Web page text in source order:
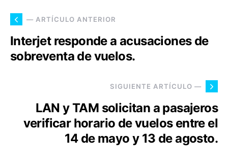
— ARTÍCULO ANTERIOR
Interjet responde a acusaciones de
sobreventa de vuelos.
SIGUIENTE ARTÍCULO —
LAN y TAM solicitan a pasajeros
verificar horario de vuelos entre el
14 de mayo y 13 de agosto.